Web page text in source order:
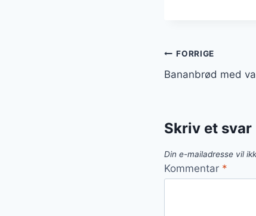
FORRIGE
Bananbrød med
Skriv et svar
Din e-mailadresse vil
Kommentar *